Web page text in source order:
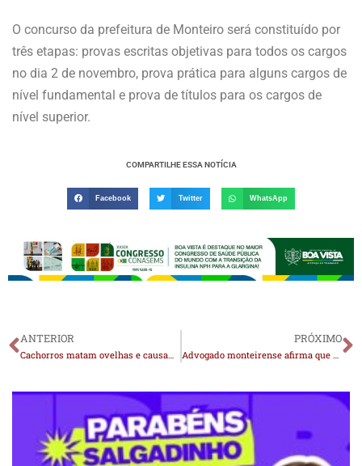
O concurso da prefeitura de Monteiro será constituído por
três etapas: provas escritas objetivas para todos os cargos
no dia 2 de novembro, prova prática para alguns cargos de
nível fundamental e prova de títulos para os cargos de
nível superior.
COMPARTILHE ESSA NOTÍCIA
Facebook Twitter WhatsApp
ANTERIOR
Cachorros matam ovelhas e causam prejuízo a agricultor na zona rural de Monteiro
PRÓXIMO
Advogado monteirense afirma que assistência de acusação está atenta: “Precisamos afirmar o valor das mulheres e respeitar a memória da vítima”